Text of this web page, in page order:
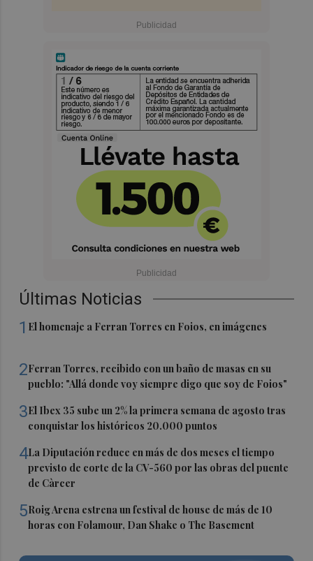
Últimas Noticias
1 El homenaje a Ferran Torres en Foios, en imágenes
2Ferran Torres, recibido con un baño de masas en su
pueblo: "Allá donde voy siempre digo que soy de Foios"
3El Ibex 35 sube un 2% la primera semana de agosto tras
conquistar los históricos 20.000 puntos
4La Diputación reduce en más de dos meses el tiempo
previsto de corte de la CV-560 por las obras del puente
de Càrcer
5Roig Arena estrena un festival de house de más de 10
horas con Folamour, Dan Shake o The Basement